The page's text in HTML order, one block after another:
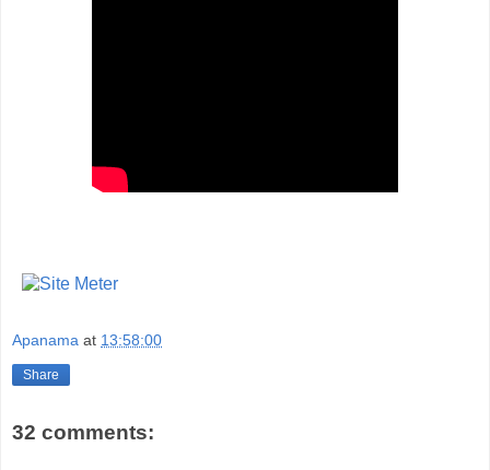
Apanama at 13:58:00
Share
32 comments: